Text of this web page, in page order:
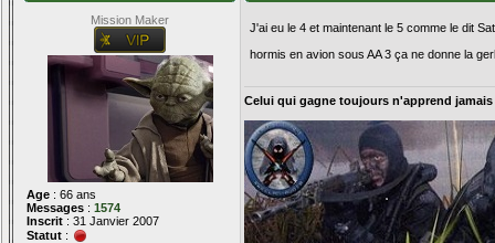
Mission Maker
Age : 66 ans
Messages : 1574
Inscrit : 31 Janvier 2007
Statut :
J'ai eu le 4 et maintenant le 5 comme le dit
hormis en avion sous AA 3 ça ne donne la
Celui qui gagne toujours n'apprend